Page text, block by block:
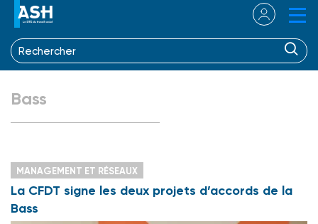
Bass
MANAGEMENT ET RÉSEAUX
La CFDT signe les deux projets d’accords de la
Bass